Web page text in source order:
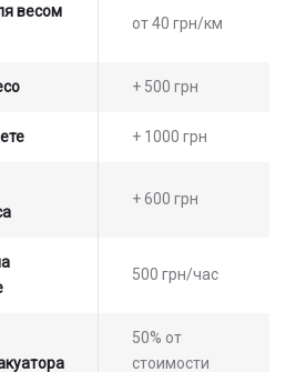
весом
от 40 грн/км
+ 500 грн
+ 1000 грн
+ 600 грн
500 грн/час
50% от
стоимости